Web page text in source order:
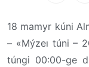
18 mamyr kúni
– «Mýzeı túni –
túngi 00:00-ge